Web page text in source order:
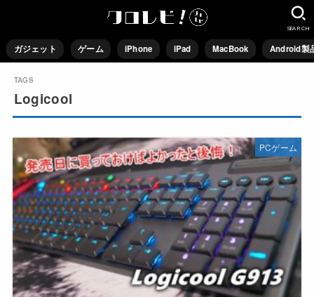
ガジェット ゲーム iPhone iPad MacBook Android製
SEARCH
Logicool
PCゲーム